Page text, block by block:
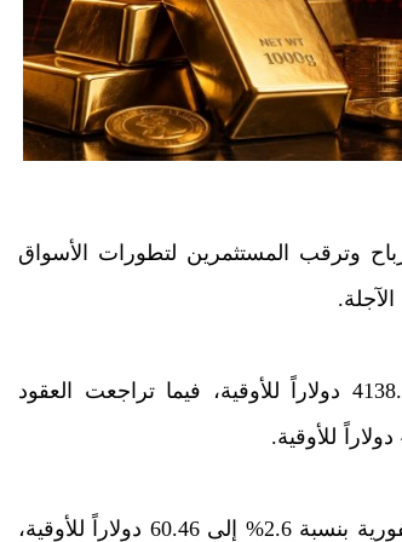
وترقب المستثمرين لتطورات الأسواق
وانخفض الذهب في المعاملات الفورية بنسبة 0.6% ليصل إلى 4138.39 دولاراً للأوقية، فيما تراجعت العقود
وفي المعادن النفيسة الأخرى، هبطت أسعار الفضة في المعاملات الفورية بنسبة 2.6% إلى 60.46 دولاراً للأوقية،